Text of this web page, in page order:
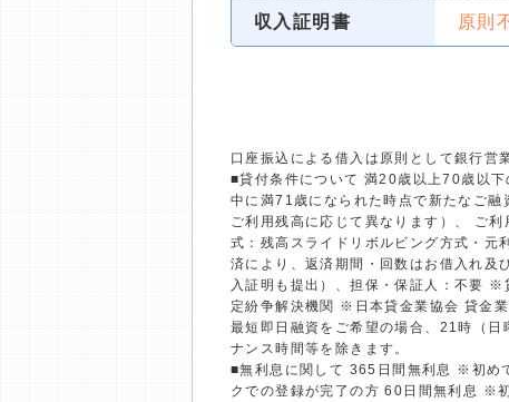
収入証明書 原則
口座振込による借入は原則として銀行営
■貸付条件について 満20歳以上70歳以
中に満71歳になられた時点で新たなご
ご利用残高に応じて異なります）、 ご
式：残高スライドリボルビング方式・元
済により、返済期間・回数はお借入れ及
入証明も提出）、担保・保証人：不要
定紛争解決機関 ※日本貸金業協会 貸金
最短即日融資をご希望の場合、21時（
ナンス時間等を除きます。
■無利息に関して 365日間無利息 ※初め
クでの登録が完了の方 60日間無利息 ※